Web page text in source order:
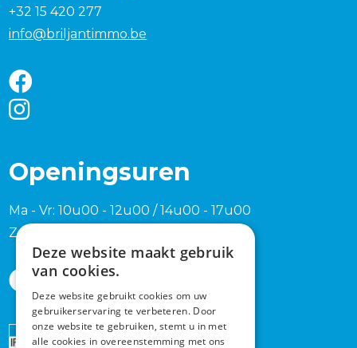
+32 15 420 277
info@briljantimmo.be
Openingsuren
Ma - Vr: 10u00 - 12u00 / 14u00 - 17u00
Zaterdag en zondag na afspraak
Erkend
Deze website maakt gebruik
van cookies.
Deze website gebruikt cookies om uw
gebruikerservaring te verbeteren. Door
onze website te gebruiken, stemt u in met
alle cookies in overeenstemming met ons